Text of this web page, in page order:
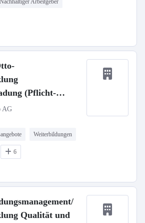
Nachhaltiger Arbeitgeber
(Pflicht-
AG
Weiterbildungen
6
Qualität und